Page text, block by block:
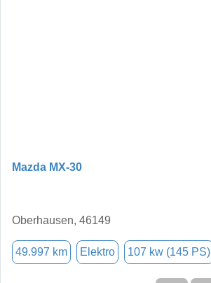
Mazda MX-30
Oberhausen, 46149
49.997 km Elektro 107 kw (145 PS)